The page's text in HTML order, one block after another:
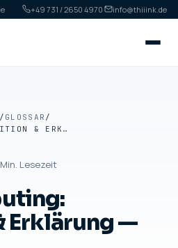
+49 731 / 2650 4970· info@thiiink.de
/ GLOSSAR /
EDGE COMPUTING: DEFINITION & ERKLÄRUNG — GLOSSAR
Min. Lesezeit
Erklärung —